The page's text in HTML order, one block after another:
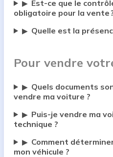
▶ Est-ce que le
obligatoire pour la vente
▶ Quelle est la
Pour vendre
▶ Quels documents
vendre ma voiture ?
▶ Puis-je vendre ma
technique ?
▶ Comment
mon véhicule ?